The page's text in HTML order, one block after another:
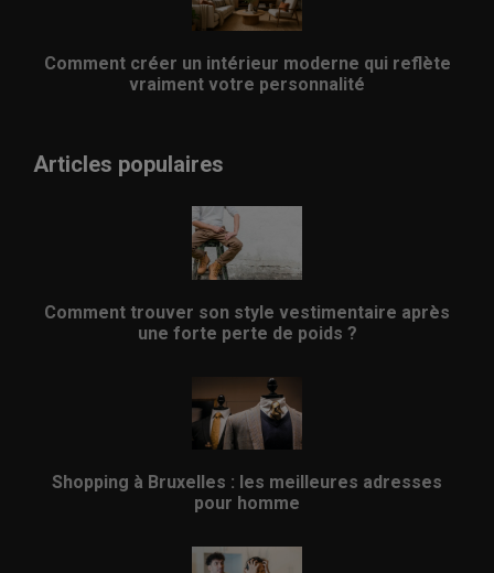
Comment créer un intérieur moderne qui reflète
vraiment votre personnalité
Articles populaires
Comment trouver son style vestimentaire après
une forte perte de poids ?
Shopping à Bruxelles : les meilleures adresses
pour homme